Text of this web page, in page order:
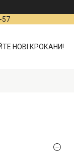
57
НОВІ КРОКАНИ!